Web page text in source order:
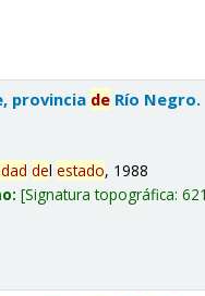
provincia de Río Negro.
delestado, 1988
Signatura topográfica: